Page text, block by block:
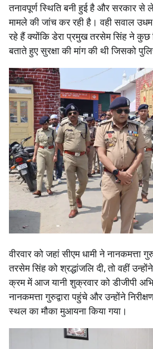
तनावपूर्ण स्थिति बनी हुई है और सरकार
मामले की जांच कर रही है। वही सवाल
रहे हैं क्योंकि डेरा प्रमुख तरसेम सिंह ने कुछ
बताते हुए सुरक्षा की मांग की थी जिसको
वीरवार को जहां सीएम धामी ने नानकमत्ता
तरसेम सिंह को श्रद्धांजलि दी, तो वहीं
क्रम में आज यानी शुक्रवार को डीजीपी
नानकमत्ता गुरुद्वारा पहुंचे और उन्होंने
स्थल का मौका मुआयना किया गया।